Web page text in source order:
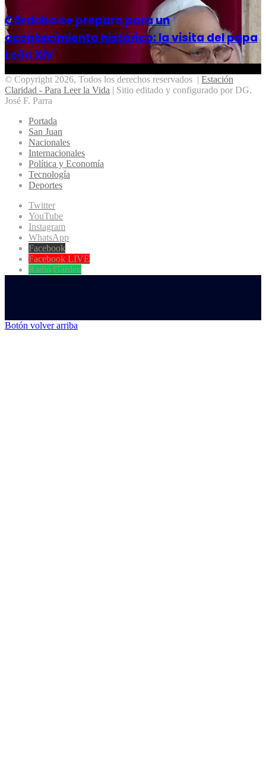
Córdoba se prepara para un
acontecimiento histórico: la visita del papa
León XIV
© Copyright 2026, Todos los derechos reservados | Estación
Claridad - Para Leer la Vida | Sitio editado y configurado por DG.
José F. Parra
Portada
San Juan
Nacionales
Internacionales
Política y Economía
Tecnología
Deportes
Twitter
YouTube
Instagram
WhatsApp
Facebook
Facebook LIVE
Radio Garden
Botón volver arriba